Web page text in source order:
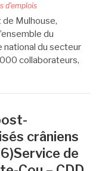
d'emplois
de Mulhouse,
du
national du secteur
collaborateurs,
crâniens
de